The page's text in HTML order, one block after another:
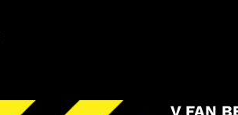
MasukV FAN